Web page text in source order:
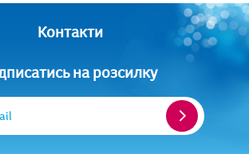
Контакти
на розсилку